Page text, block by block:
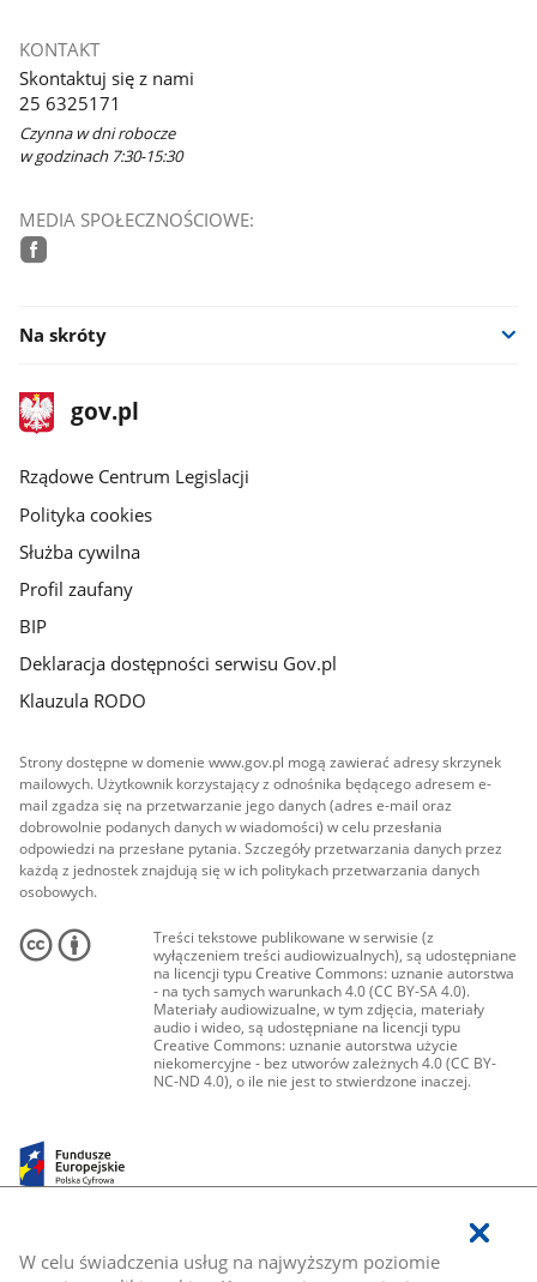
W celu świadczenia usług na najwyższym poziomie
KONTAKT
Skontaktuj się z nami
25 6325171
Czynna w dni robocze
w godzinach 7:30-15:30
MEDIA SPOŁECZNOŚCIOWE:
Na skróty
stopka
gov.plStrona
gov.pl
Rządowe Centrum Legislacji
Polityka cookies
Służba cywilna
Profil zaufany
BIP
Deklaracja dostępności serwisu Gov.pl
Klauzula RODO
Strony dostępne w domenie www.gov.pl mogą zawierać adresy skrzynek
mailowych. Użytkownik korzystający z odnośnika będącego adresem e-
mail zgadza się na przetwarzanie jego danych (adres e-mail oraz
dobrowolnie podanych danych w wiadomości) w celu przesłania
odpowiedzi na przesłane pytania. Szczegóły przetwarzania danych przez
każdą z jednostek znajdują się w ich politykach przetwarzania danych
osobowych.
Treści tekstowe publikowane w serwisie (z
wyłączeniem treści audiowizualnych), są udostępniane
na licencji typu Creative Commons: uznanie autorstwa
- na tych samych warunkach 4.0 (CC BY-SA 4.0).
Materiały audiowizualne, w tym zdjęcia, materiały
audio i wideo, są udostępniane na licencji typu
Creative Commons: uznanie autorstwa użycie
niekomercyjne - bez utworów zależnych 4.0 (CC BY-
NC-ND 4.0), o ile nie jest to stwierdzone inaczej.